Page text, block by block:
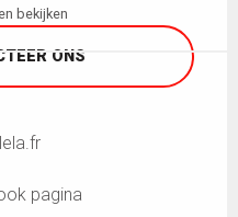
bekijken
ONS
pagina